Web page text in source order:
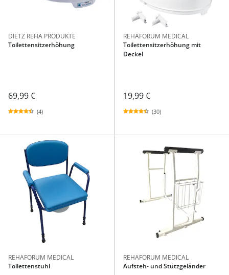
DIETZ REHA PRODUKTE
Toilettensitzerhöhung
69,99 €
(4)
REHAFORUM MEDICAL
Toilettensitzerhöhung mit
Deckel
19,99 €
(30)
REHAFORUM MEDICAL
Toilettenstuhl
REHAFORUM MEDICAL
Aufsteh- und Stützgeländer